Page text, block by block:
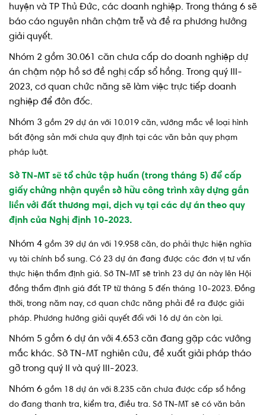
huyện và TP Thủ Đức, các doanh nghiệp. Trong tháng 6 sẽ
báo cáo nguyên nhân chậm trễ và đề ra phương hướng
giải quyết.
Nhóm 2 gồm 30.061 căn chưa cấp do doanh nghiệp dự
án chậm nộp hồ sơ đề nghị cấp sổ hồng. Trong quý III-
2023, cơ quan chức năng sẽ làm việc trực tiếp doanh
nghiệp để đôn đốc.
Nhóm 3 gồm 29 dự án với 10.019 căn, vướng mắc về loại hình
bất động sản mới chưa quy định tại các văn bản quy phạm
pháp luật.
Sở TN-MT sẽ tổ chức tập huấn (trong tháng 5) để cấp
giấy chứng nhận quyền sở hữu công trình xây dựng gắn
liền với đất thương mại, dịch vụ tại các dự án theo quy
định của Nghị định 10-2023.
Nhóm 4 gồm 39 dự án với 19.958 căn, do phải thực hiện nghĩa
vụ tài chính bổ sung. Có 23 dự án đang được các đơn vị tư vấn
thực hiện thẩm định giá. Sở TN-MT sẽ trình 23 dự án này lên Hội
đồng thẩm định giá đất TP từ tháng 5 đến tháng 10-2023. Đồng
thời, trong năm nay, cơ quan chức năng phải đề ra được giải
pháp. Phương hướng giải quyết đối với 16 dự án còn lại.
Nhóm 5 gồm 6 dự án với 4.653 căn đang gặp các vướng
mắc khác. Sở TN-MT nghiên cứu, đề xuất giải pháp tháo
gỡ trong quý II và quý III-2023.
Nhóm 6 gồm 18 dự án với 8.235 căn chưa được cấp sổ hồng
do đang thanh tra, kiểm tra, điều tra. Sở TN-MT sẽ có văn bản